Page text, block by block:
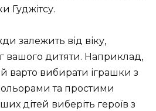
Гуджітсу.
залежить від віку,
вашого дитяти. Наприклад,
варто вибирати іграшки з
та простими
дітей виберіть героїв з